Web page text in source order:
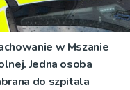
w Mszanie
Jedna osoba
do szpitala